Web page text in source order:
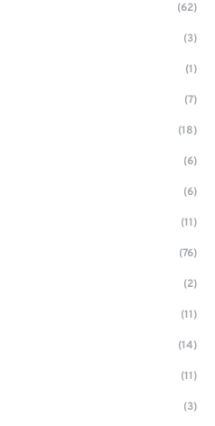
(62)
(3)
(1)
(7)
(18)
(6)
(6)
(11)
(76)
(2)
(11)
(14)
(11)
(3)